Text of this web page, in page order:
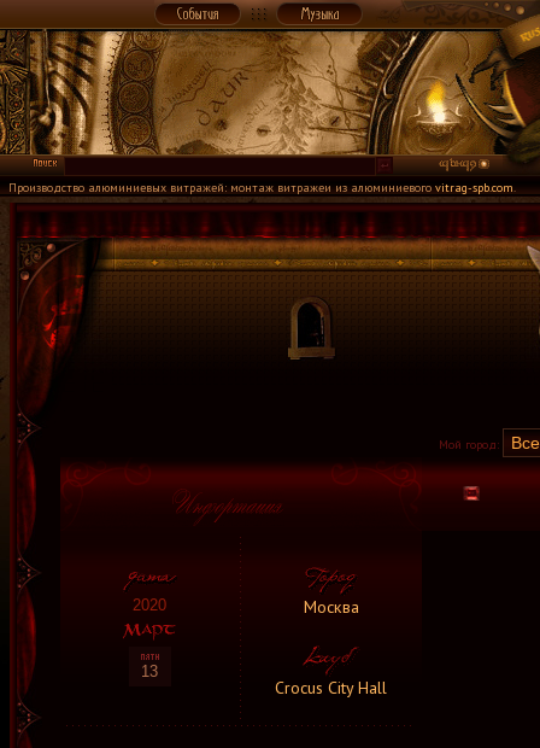
Производство алюминиевых витражей: монтаж витражеи из алюминиевогоvitrag-spb.com.
Мой город:
2020
13
Москва
Crocus City Hall